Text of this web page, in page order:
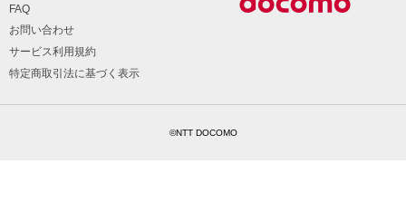
FAQ
お問い合わせ
サービス利用規約
特定商取引法に基づく表示
©NTT DOCOMO